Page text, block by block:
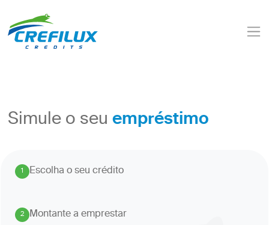
Simule o seuempréstimo
1. Escolha o seu crédito
2
.
Montante a emprestar